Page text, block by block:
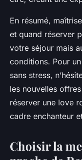
En résumé,
et quand réserver
votre séjour mais
conditions. Pour
sans stress,
les nouvelles
réserver une love
cadre enchanteur
Choisir la